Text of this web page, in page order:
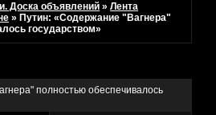
Доска объявлений »Лента
» Путин: «Содержание "Вагнера"
государством»
полностью обеспечивалось